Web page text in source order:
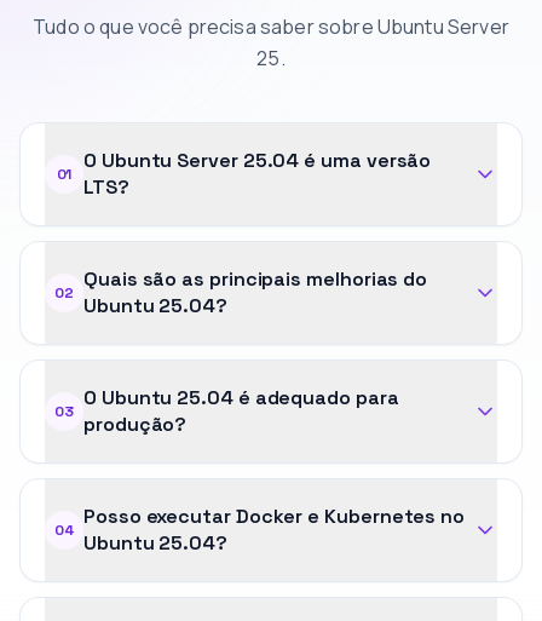
Tudo o que você precisa saber sobre Ubuntu Server
25.
01
O Ubuntu Server 25.04 é uma versão
LTS?
02
Quais são as principais melhorias do
Ubuntu 25.04?
03
O Ubuntu 25.04 é adequado para
produção?
04
Posso executar Docker e Kubernetes no
Ubuntu 25.04?